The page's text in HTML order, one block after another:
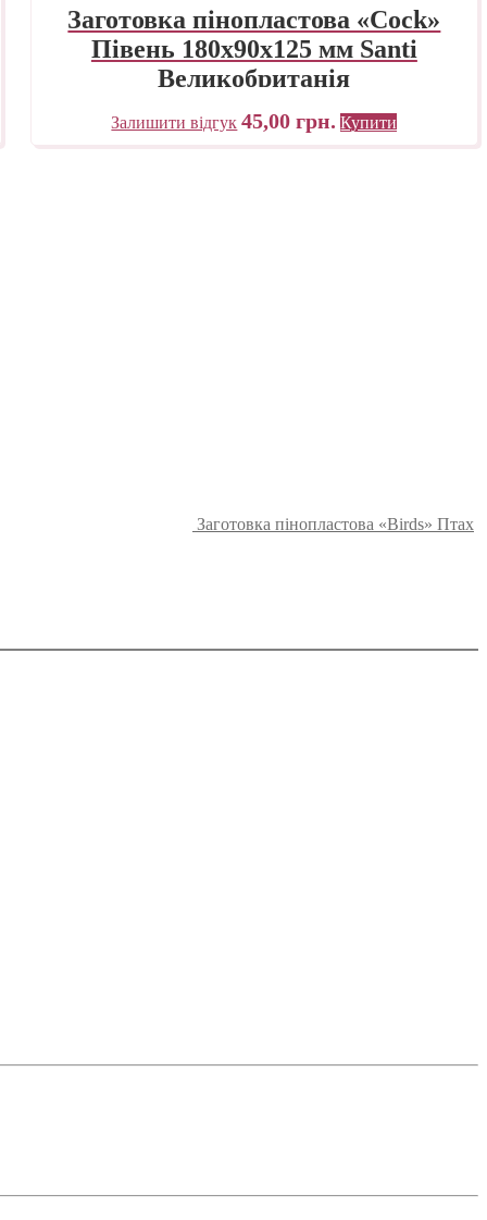
Заготовка пінопластова «Cock»
Півень 180х90х125 мм Santi
Великобританія
Залишити відгук 45,00грн. Купити
Заготовка пінопластова «Birds» Птах